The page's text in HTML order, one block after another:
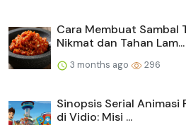
Cara Membuat Sambal
Nikmat dan Tahan Lam...
3 months ago 296
Sinopsis Serial Animasi
di Vidio: Misi ...